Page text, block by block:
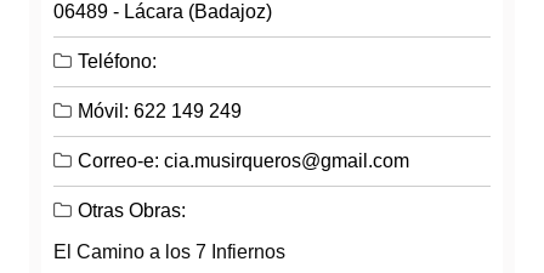
06489 - Lácara (Badajoz)
Teléfono:
Móvil: 622 149 249
Correo-e: cia.musirqueros@gmail.com
Otras Obras:
El Camino a los 7 Infiernos